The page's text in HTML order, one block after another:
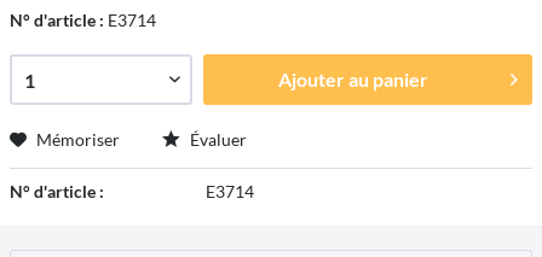
N° d'article : E3714
Ajouter au panier
Mémoriser Évaluer
N° d'article : E3714